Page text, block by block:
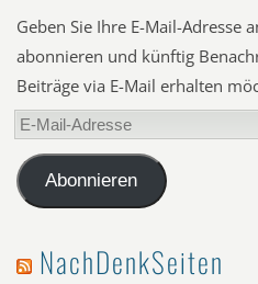
Geben Sie Ihre E-Mail-Adresse
abonnieren und künftig
Beiträge via E-Mail erhalten
E-
Mail-
AdresseAbonnieren
NachDenkSeiten